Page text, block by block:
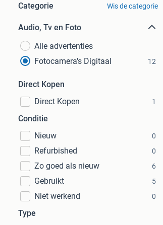
Categorie Wis de categorie
Audio, Tv en Foto
Alle advertenties
Fotocamera's Digitaal
12
Direct Kopen
Direct Kopen
1
Conditie
Nieuw
0
Refurbished 0
Zo goed als nieuw 6
Gebruikt 5
Niet werkend 0
Type